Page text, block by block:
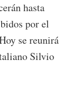
hasta
por el
se reunirá
Silvio